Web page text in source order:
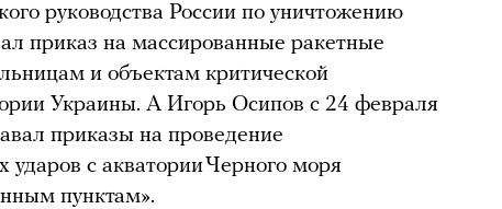
руководства России по уничтожению
приказ на массированные ракетные
и объектам критической
Украины. А Игорь Осипов с 24 февраля
приказы на проведение
ударов с акватории Черного моря
пунктам».